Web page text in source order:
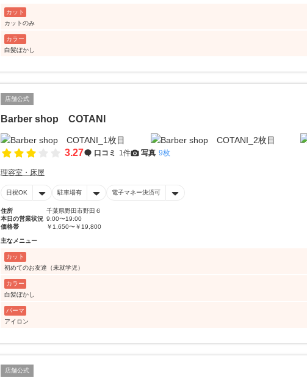
カット
カットのみ
カラー
白髪ぼかし
店舗公式
Barber shop COTANI
3.27 口コミ 1件 写真 9枚
理容室・床屋
日祝OK 駐車場有 電子マネー決済可
住所
千葉県野田市野田６
本日の営業状況 9:00〜19:00
価格帯
￥1,650〜￥19,800
主なメニュー
カット
初めてのお友達（未就学児）
カラー
白髪ぼかし
パーマ
アイロン
店舗公式